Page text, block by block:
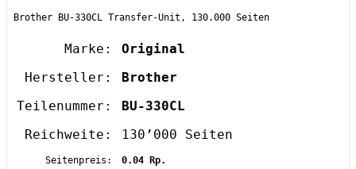
Brother BU-330CL Transfer-Unit, 130.000 Seiten
Marke:
Original
Hersteller:
Brother
Teilenummer:
BU-330CL
Reichweite:
130’000 Seiten
Seitenpreis:
0.04 Rp.